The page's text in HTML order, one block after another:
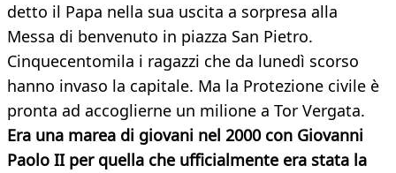
detto il Papa nella sua uscita a sorpresa alla
Messa di benvenuto in piazza San Pietro.
Cinquecentomila i ragazzi che da lunedì scorso
hanno invaso la capitale. Ma la Protezione civile è
pronta ad accoglierne un milione a Tor Vergata.
Era una marea di giovani nel 2000 con Giovanni
Paolo II per quella che ufficialmente era stata la